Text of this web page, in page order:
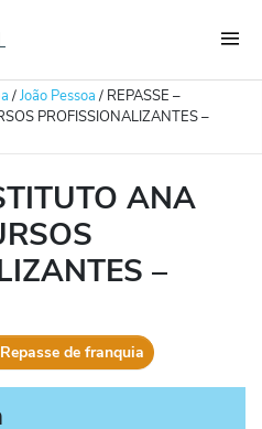
/João Pessoa/ REPASSE –
PROFISSIONALIZANTES –
ANA
–
Repasse de franquia